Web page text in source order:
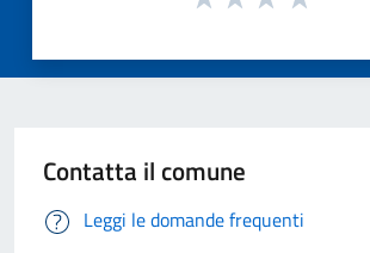
Contatta il comune
Leggi le domande frequenti